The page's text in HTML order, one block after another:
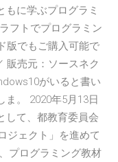
に学ぶプログラミ
フトでプログラミン
版でもご購入可能で
販売元：ソースネク
がいると書い
。 2020年5月13日
して、都教育委員会
ジェクト」を進めて
プログラミング教材